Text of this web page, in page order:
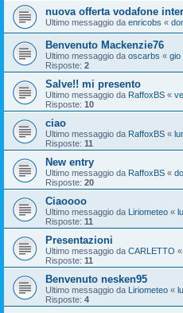
nuova offerta vodafone
Ultimo messaggio da enricobs «
Benvenuto Mackenzie76
Ultimo messaggio da oscarbs « gio
Risposte: 2
Salve!! mi presento
Ultimo messaggio da RaffoxBS «
Risposte: 10
ciao
Ultimo messaggio da RaffoxBS «
Risposte: 11
New entry
Ultimo messaggio da RaffoxBS «
Risposte: 20
Ciaoooo
Ultimo messaggio da Liriometeo «
Risposte: 11
Presentazioni
Ultimo messaggio da CARLETTO «
Risposte: 11
Benvenuto nesken95
Ultimo messaggio da Liriometeo «
Risposte: 4